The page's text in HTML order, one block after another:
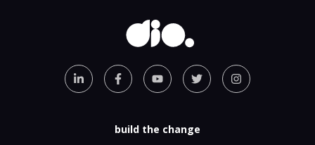
build the change